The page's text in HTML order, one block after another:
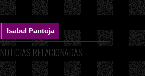
Isabel Pantoja
NOTICIAS RELACIONADAS